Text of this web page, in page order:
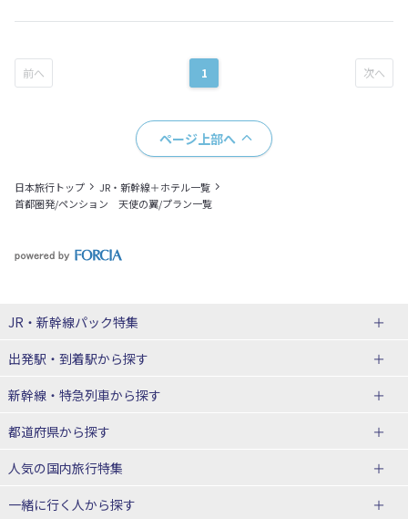
1
ページ上部へ
日本旅行トップ
JR・新幹線＋ホテル一覧
首都圏発/ペンション 天使の翼/プラン一覧
JR・新幹線パック特集
JR・新幹線＋ホテルパック
出張パック
出発駅・到着駅から探す
秋田⇔東京 新幹線パック
仙台→東京 新幹線パック
富山⇔東京 新幹線パック
東京→仙台 新幹線パック
新幹線・特急列車から探す
北海道新幹線 旅行
山形新幹線 旅行
東海道新幹線 旅行
都道府県から探す
北海道旅行・ツアー
人気の国内旅行特集
東京ディズニーリゾート®への旅
ユニバーサル・スタジオ・ジャパ
一緒に行く人から探す